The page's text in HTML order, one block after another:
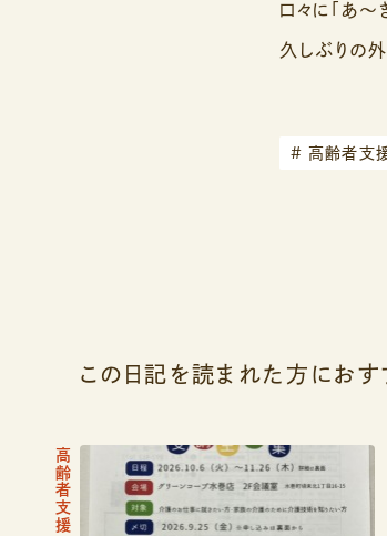
口々に「あ～
久しぶりの
# 高齢者支
この日記を読まれた方におす
高齢者支援